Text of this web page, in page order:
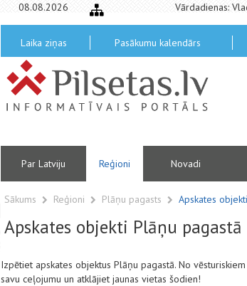
08.08.2026 Vārdadienas:
Laika ziņas Pasākumu kalendārs
Par Latviju Reģioni Novadi
Sākums Reģioni Plāņu pagasts Apskates objekti
Apskates objekti Plāņu pagastā
Izpētiet apskates objektus Plāņu pagastā. No
savu ceļojumu un atklājiet jaunas vietas šodien!